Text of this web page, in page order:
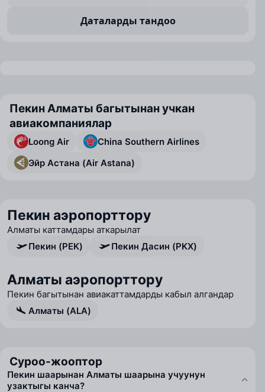
Даталарды тандоо
Пекин Алматы багытынан учкан
авиакомпаниялар
Loong Air
China Southern Airlines
Эйр Астана (Air Astana)
Пекин аэропорттору
Алматы каттамдары аткарылат
Пекин (PEK)
Пекин Дасин (PKX)
Алматы аэропорттору
Пекин багытынан авиакаттамдарды кабыл алгандар
Алматы (ALA)
Суроо-жооптор
Пекин шаарынан Алматы шаарына учуунун
узактыгы канча?